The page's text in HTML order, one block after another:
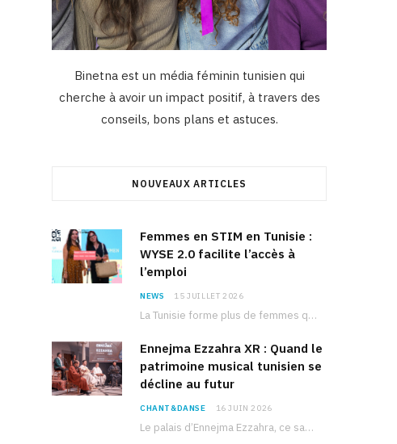
Binetna est un média féminin tunisien qui
cherche à avoir un impact positif, à travers des
conseils, bons plans et astuces.
NOUVEAUX ARTICLES
Femmes en STIM en Tunisie :
WYSE 2.0 facilite l’accès à
l’emploi
NEWS 15 JUILLET 2026
La Tunisie forme plus de femmes que d’hommes dans les filières scientifiques. Pourtant, pour beaucoup…
Ennejma Ezzahra XR : Quand le
patrimoine musical tunisien se
décline au futur
CHANT&DANSE 16 JUIN 2026
Le palais d’Ennejma Ezzahra, ce sanctuaire de la musique tunisienne et méditerranéenne construit par le…